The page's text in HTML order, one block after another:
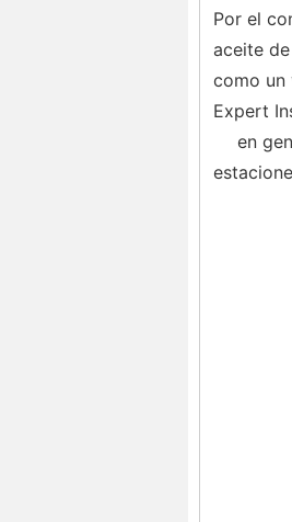
Por el
aceite
como un
Expert
en